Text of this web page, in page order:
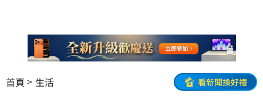
首頁 生活 看新聞換好禮